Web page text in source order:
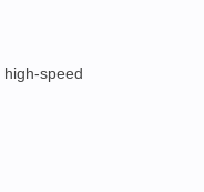
high-speed